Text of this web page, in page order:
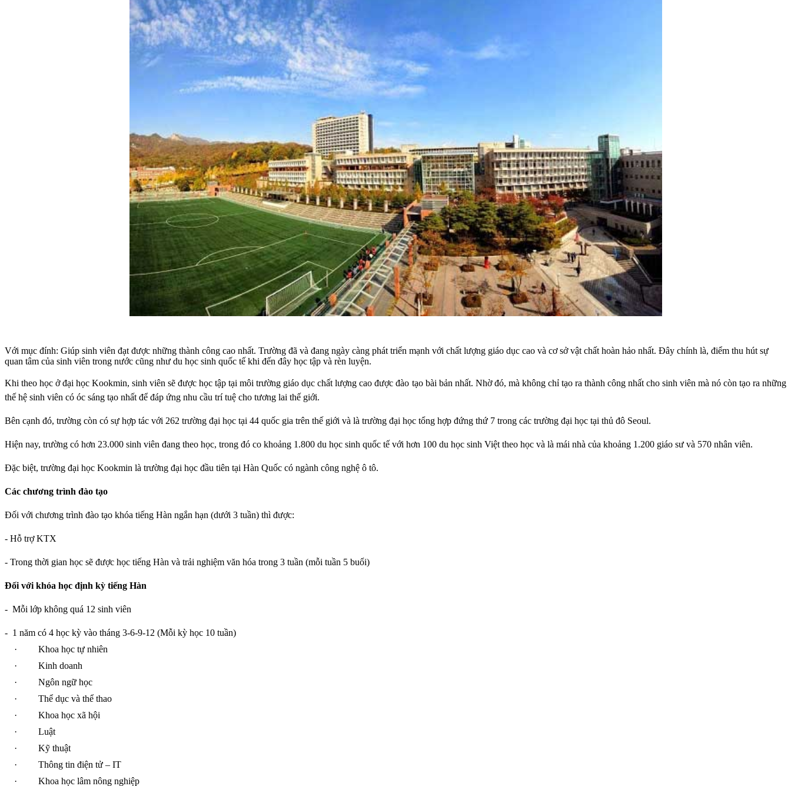
Với mục đính: Giúp sinh viên đạt được những thành công cao nhất. Trường đã và đang ngày càng phát triển mạnh với chất lượng giáo dục cao và cơ sở vật chất hoàn hảo nhất. Đây chính là, điểm thu hút sự
quan tâm của sinh viên trong nước cũng như du học sinh quốc tế khi đến đây học tập và rèn luyện.
Khi theo học ở đại học Kookmin, sinh viên sẽ được học tập tại môi trường giáo dục chất lượng cao được đào tạo bài bản nhất. Nhờ đó, mà không chỉ tạo ra thành công nhất cho sinh viên mà nó còn tạo ra những
thế hệ sinh viên có óc sáng tạo nhất để đáp ứng nhu cầu trí tuệ cho tương lai thế giới.
Bên cạnh đó, trường còn có sự hợp tác với 262 trường đại học tại 44 quốc gia trên thế giới và là trường đại học tổng hợp đứng thứ 7 trong các trường đại học tại thủ đô Seoul.
Hiện nay, trường có hơn 23.000 sinh viên đang theo học, trong đó co khoảng 1.800 du học sinh quốc tế với hơn 100 du học sinh Việt theo học và là mái nhà của khoảng 1.200 giáo sư và 570 nhân viên.
Đặc biệt, trường đại học Kookmin là trường đại học đầu tiên tại Hàn Quốc có ngành công nghệ ô tô.
Các chương trình đào tạo
Đối với chương trình đào tạo khóa tiếng Hàn ngắn hạn (dưới 3 tuần) thì được:
- Hỗ trợ KTX
- Trong thời gian học sẽ được học tiếng Hàn và trải nghiệm văn hóa trong 3 tuần (mỗi tuần 5 buổi)
Đối với khóa học định kỳ tiếng Hàn
- Mỗi lớp không quá 12 sinh viên
- 1 năm có 4 học kỳ vào tháng 3-6-9-12 (Mỗi kỳ học 10 tuần)
·
Khoa học tự nhiên
·
Kinh doanh
·
Ngôn ngữ học
·
Thể dục và thể thao
·
Khoa học xã hội
·
Luật
·
Kỹ thuật
·
Thông tin điện tử – IT
·
Khoa học lâm nông nghiệp